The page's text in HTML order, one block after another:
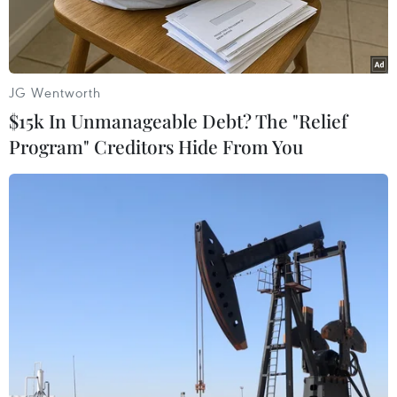
Hãng thông tấn nhà nước của Iran IRNA ngày
8/4 cho biết, Hội đồng An ninh Quốc gia Tối cao
Iran đã coi Chính phủ Mỹ là nhà tài trợ cho
khủng bố và tuyên bố Bộ Chỉ huy Trung tâm của
Quân đội Mỹ (CENTCOM) cũng như các lực
lượng liên quan tại khu vực này là tổ chức
JG Wentworth
$15k In Unmanageable Debt? The "Relief
Program" Creditors Hide From You